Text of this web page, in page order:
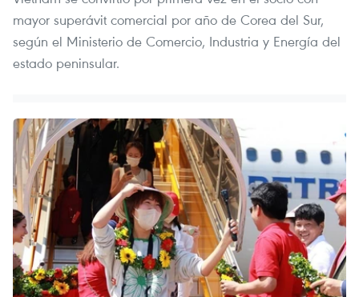
mayor superávit comercial por año de Corea del Sur,
según el Ministerio de Comercio, Industria y Energía del
estado peninsular.